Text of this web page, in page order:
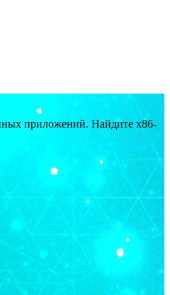
приложений. Найдите x86-